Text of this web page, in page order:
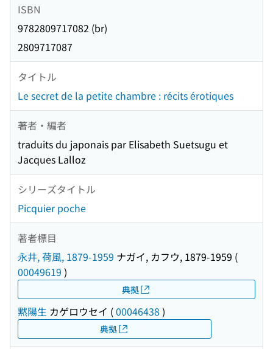
ISBN
9782809717082 (br)
2809717087
タイトル
Le secret de la petite chambre : récits érotiques
著者・編者
traduits du japonais par Elisabeth Suetsugu et
Jacques Lalloz
シリーズタイトル
Picquier poche
著者標目
永井, 荷風, 1879-1959 ナガイ, カフウ, 1879-1959 (
00049619 )
典拠
黙陽生 カゲロウセイ (00046438 )
典拠